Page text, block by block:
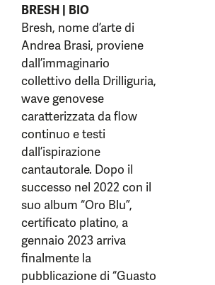
BRESH | BIO
Bresh, nome d’arte di
Andrea Brasi, proviene
dall’immaginario
collettivo della Drilliguria,
wave genovese
caratterizzata da flow
continuo e testi
dall’ispirazione
cantautorale. Dopo il
successo nel 2022 con il
suo album “Oro Blu”,
certificato platino, a
gennaio 2023 arriva
finalmente la
pubblicazione di “Guasto